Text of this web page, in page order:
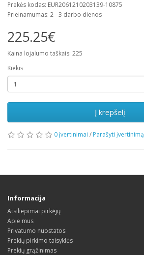
Prekės kodas: EUR2061210203139-10875
Prieinamumas: 2 - 3 darbo dienos
225.25€
Kaina lojalumo taškais: 225
Kiekis
Į krepšelį
0 įvertinimai / Parašyti įvertinimą
Informacija
Atsiliepimai pirkėjų
Apie mus
Privatumo nuostatos
Prekių pirkimo taisyklės
Prekių grąžinimas